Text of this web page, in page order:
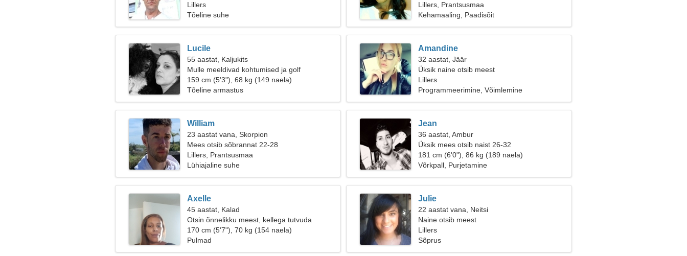
Lillers
Tõeline suhe
Lillers, Prantsusmaa
Kehamaaling, Paadisõit
Lucile
55 aastat, Kaljukits
Mulle meeldivad kohtumised ja golf
159 cm (5'3"), 68 kg (149 naela)
Tõeline armastus
Amandine
32 aastat, Jäär
Üksik naine otsib meest
Lillers
Programmeerimine, Võimlemine
William
23 aastat vana, Skorpion
Mees otsib sõbrannat 22-28
Lillers, Prantsusmaa
Lühiajaline suhe
Jean
36 aastat, Ambur
Üksik mees otsib naist 26-32
181 cm (6'0"), 86 kg (189 naela)
Võrkpall, Purjetamine
Axelle
45 aastat, Kalad
Otsin õnnelikku meest, kellega tutvuda
170 cm (5'7"), 70 kg (154 naela)
Pulmad
Julie
22 aastat vana, Neitsi
Naine otsib meest
Lillers
Sõprus